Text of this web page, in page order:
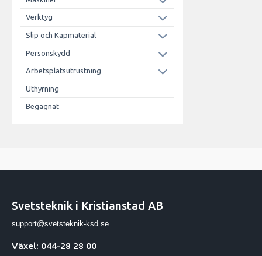
Verktyg
Slip och Kapmaterial
Personskydd
Arbetsplatsutrustning
Uthyrning
Begagnat
Svetsteknik i Kristianstad AB
support@svetsteknik-ksd.se
Växel: 044-28 28 00